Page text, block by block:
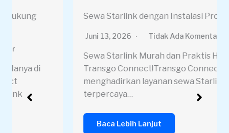
Sewa Starlink dengan Instalasi Profesional
Tidak Ada Komentar
Sewa Starlink Murah dan Praktis Hanya di
Transgo Connect!Transgo Connect
menghadirkan layanan sewa Starlink
terpercaya…
Baca Lebih Lanjut